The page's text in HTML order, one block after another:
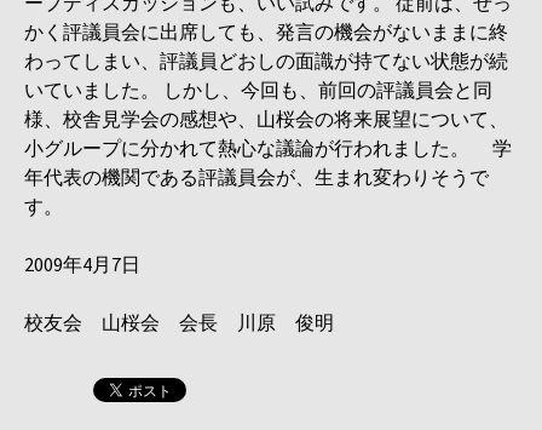
かく評議員会に出席しても、発言の機会がないままに終
わってしまい、評議員どおしの面識が持てない状態が続
いていました。 しかし、今回も、前回の評議員会と同
様、校舎見学会の感想や、山桜会の将来展望について、
小グループに分かれて熱心な議論が行われました。 学
年代表の機関である評議員会が、生まれ変わりそうで
す。
2009年4月7日
校友会 山桜会 会長 川原 俊明